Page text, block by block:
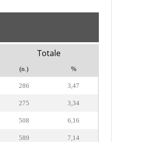
Totale
(n.) %
286 3,47
275 3,34
508 6,16
589 7,14